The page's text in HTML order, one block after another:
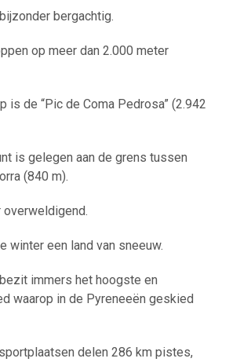
bergachtig.
op meer dan 2.000 meter
is de “Pic de Coma Pedrosa” (2.942
is gelegen aan de grens tussen
(840 m).
overweldigend.
winter een land van sneeuw.
immers het hoogste en
waarop in de Pyreneeën geskied
delen 286 km pistes,